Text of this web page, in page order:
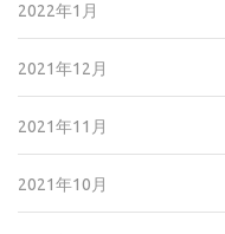
2022年1月
2021年12月
2021年11月
2021年10月